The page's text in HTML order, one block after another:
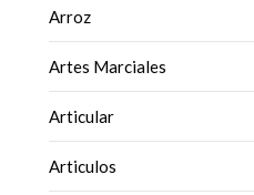
Arroz
Artes Marciales
Articular
Articulos